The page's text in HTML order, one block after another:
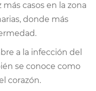
casos en la zona
donde más
a la infección del
se conoce como
corazón.